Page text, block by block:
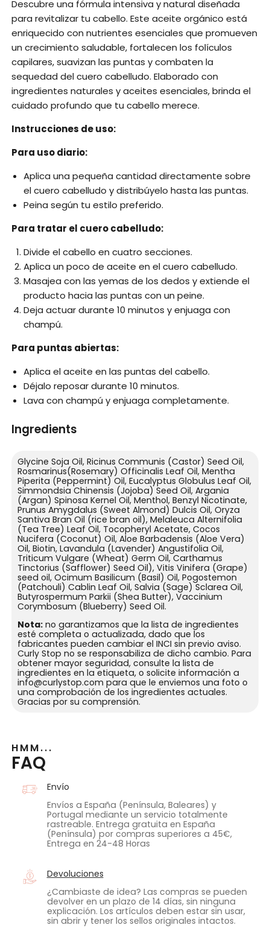
Descubre una fórmula intensiva y natural diseñada
para revitalizar tu cabello. Este aceite orgánico está
enriquecido con nutrientes esenciales que promueven
un crecimiento saludable, fortalecen los folículos
capilares, suavizan las puntas y combaten la
sequedad del cuero cabelludo. Elaborado con
ingredientes naturales y aceites esenciales, brinda el
cuidado profundo que tu cabello merece.
Instrucciones de uso:
Para uso diario:
Aplica una pequeña cantidad directamente sobre
el cuero cabelludo y distribúyelo hasta las puntas.
Peina según tu estilo preferido.
Para tratar el cuero cabelludo:
Divide el cabello en cuatro secciones.
Aplica un poco de aceite en el cuero cabelludo.
Masajea con las yemas de los dedos y extiende el
producto hacia las puntas con un peine.
Deja actuar durante 10 minutos y enjuaga con
champú.
Para puntas abiertas:
Aplica el aceite en las puntas del cabello.
Déjalo reposar durante 10 minutos.
Lava con champú y enjuaga completamente.
Ingredients
Glycine Soja Oil, Ricinus Communis (Castor) Seed Oil,
Rosmarinus(Rosemary) Officinalis Leaf Oil, Mentha
Piperita (Peppermint) Oil, Eucalyptus Globulus Leaf Oil,
Simmondsia Chinensis (Jojoba) Seed Oil, Argania
(Argan) Spinosa Kernel Oil, Menthol, Benzyl Nicotinate,
Prunus Amygdalus (Sweet Almond) Dulcis Oil, Oryza
Santiva Bran Oil (rice bran oil), Melaleuca Alternifolia
(Tea Tree) Leaf Oil, Tocopheryl Acetate, Cocos
Nucifera (Coconut) Oil, Aloe Barbadensis (Aloe Vera)
Oil, Biotin, Lavandula (Lavender) Angustifolia Oil,
Triticum Vulgare (Wheat) Germ Oil, Carthamus
Tinctorius (Safflower) Seed Oil), Vitis Vinifera (Grape)
seed oil, Ocimum Basilicum (Basil) Oil, Pogostemon
(Patchouli) Cablin Leaf Oil, Salvia (Sage) Sclarea Oil,
Butyrospermum Parkii (Shea Butter), Vaccinium
Corymbosum (Blueberry) Seed Oil.
Nota: no garantizamos que la lista de ingredientes
esté completa o actualizada, dado que los
fabricantes pueden cambiar el INCI sin previo aviso.
Curly Stop no se responsabiliza de dicho cambio. Para
obtener mayor seguridad, consulte la lista de
ingredientes en la etiqueta, o solicite información a
info@curlystop.com para que le enviemos una foto o
una comprobación de los ingredientes actuales.
Gracias por su comprensión.
HMM...
FAQ
Envío
Envíos a España (Península, Baleares) y
Portugal mediante un servicio totalmente
rastreable. Entrega gratuita en España
(Península) por compras superiores a 45€,
Entrega en 24-48 Horas
Devoluciones
¿Cambiaste de idea? Las compras se pueden
devolver en un plazo de 14 días, sin ninguna
explicación. Los artículos deben estar sin usar,
sin abrir y tener los sellos originales intactos.